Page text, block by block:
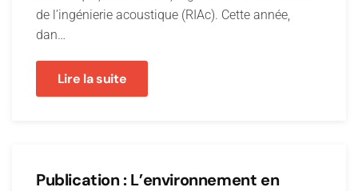
de l’ingénierie acoustique (RIAc). Cette année,
dan…
Lire la suite
Publication : L’environnement en